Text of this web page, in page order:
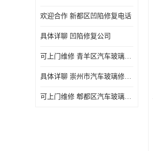
欢迎合作 新都区凹陷修复电话
具体详聊 凹陷修复公司
可上门维修 青羊区汽车玻璃修补公司
具体详聊 崇州市汽车玻璃修补厂家
可上门维修 郫都区汽车玻璃修补电话